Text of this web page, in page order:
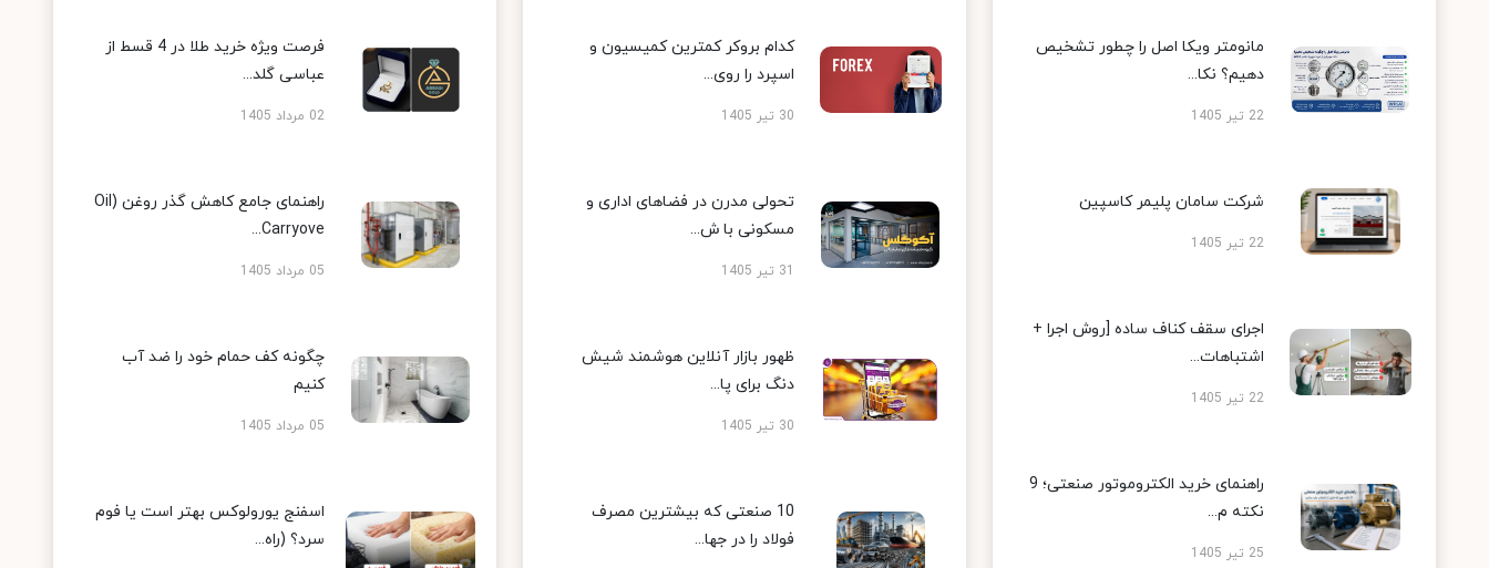
مانومتر ویکا اصل را چطور تشخیص
دهیم؟ نکا...
22 تیر 1405
شرکت سامان پلیمر کاسپین
22 تیر 1405
اجرای سقف کناف ساده [روش اجرا +
اشتباهات...
22 تیر 1405
راهنمای خرید الکتروموتور صنعتی؛ 9
نکته م...
25 تیر 1405
کدام بروکر کمترین کمیسیون و
اسپرد را روی...
30 تیر 1405
تحولی مدرن در فضاهای اداری و
مسکونی با ش...
31 تیر 1405
ظهور بازار آنلاین هوشمند شیش
دنگ برای پا...
30 تیر 1405
10 صنعتی که بیشترین مصرف
فولاد را در جها...
فرصت ویژه خرید طلا در 4 قسط از
عباسی گلد...
02 مرداد 1405
راهنمای جامع کاهش گذر روغن (Oil
Carryove...
05 مرداد 1405
چگونه کف حمام خود را ضد آب
کنیم
05 مرداد 1405
اسفنج یورولوکس بهتر است یا فوم
سرد؟ (راه...